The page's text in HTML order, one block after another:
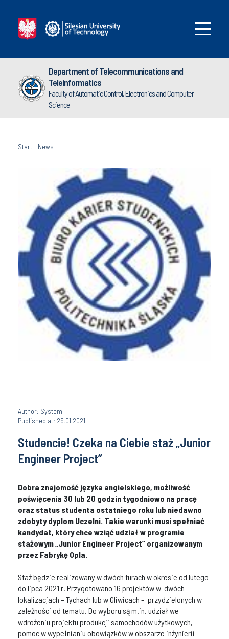
Department of Telecommunications and
Teleinformatics
Faculty of Automatic Control, Electronics and Computer
Science
Start- News
Author: System
Published at: 29.01.2021
Studencie! Czeka na Ciebie staż „Junior
Engineer Project”
Dobra znajomość języka angielskiego, możliwość
poświęcenia 30 lub 20 godzin tygodniowo na pracę
oraz status studenta ostatniego roku lub niedawno
zdobyty dyplom Uczelni. Takie warunki musi spełniać
kandydat, który chce wziąć udział w programie
stażowym „Junior Engineer Project” organizowanym
przez Fabrykę Opla.
Staż będzie realizowany w dwóch turach w okresie od lutego
do lipca 2021 r. Przygotowano 16 projektów w dwóch
lokalizacjach – Tychach lub w Gliwicach – przydzielonych w
zależności od tematu. Do wyboru są m.in. udział we
wdrożeniu projektu produkcji samochodów użytkowych,
pomoc w wypełnianiu obowiązków w obszarze inżynierii